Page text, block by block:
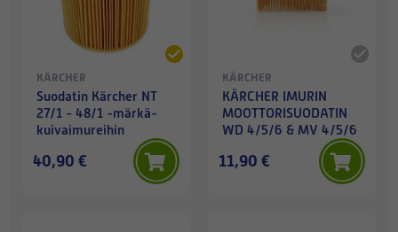
KÄRCHER
Suodatin Kärcher NT
27/1 - 48/1 -märkä-
kuivaimureihin
40,90 €
KÄRCHER
KÄRCHER IMURIN
MOOTTORISUODATIN
WD 4/5/6 & MV 4/5/6
11,90 €